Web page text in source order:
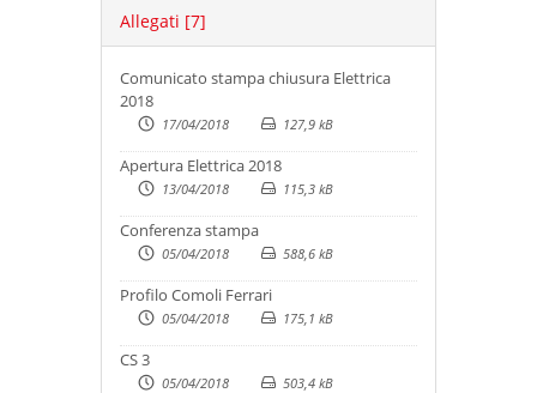
Allegati [7]
Comunicato stampa chiusura Elettrica
2018
17/04/2018 127,9 kB
Apertura Elettrica 2018
13/04/2018 115,3 kB
Conferenza stampa
05/04/2018 588,6 kB
Profilo Comoli Ferrari
05/04/2018 175,1 kB
CS 3
05/04/2018 503,4 kB